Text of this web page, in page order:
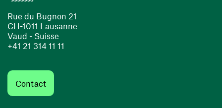
Rue du Bugnon 21
CH-1011 Lausanne
Vaud - Suisse
+41 21 314 11 11
Contact